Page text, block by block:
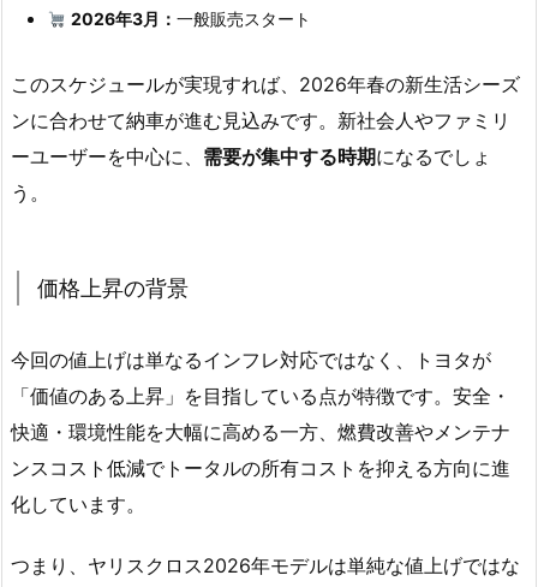
2026年3月： 一般販売スタート
このスケジュールが実現すれば、2026年春の新生活シーズ
ンに合わせて納車が進む見込みです。新社会人やファミリ
ーユーザーを中心に、 需要が集中する時期になるでしょ
う。
価格上昇の背景
今回の値上げは単なるインフレ対応ではなく、トヨタが
「価値のある上昇」を目指している点が特徴です。安全・
快適・環境性能を大幅に高める一方、燃費改善やメンテナ
ンスコスト低減でトータルの所有コストを抑える方向に進
化しています。
つまり、ヤリスクロス2026年モデルは単純な値上げではな